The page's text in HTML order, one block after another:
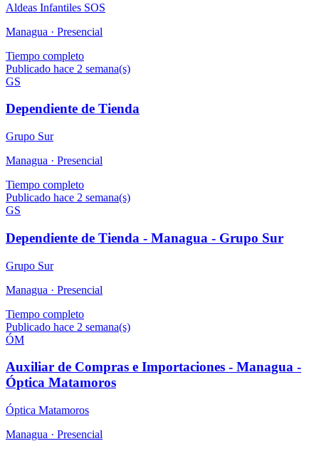
Aldeas Infantiles SOS
Managua · Presencial
Tiempo completo
Publicado hace 2 semana(s)
GS
Dependiente de Tienda
Grupo Sur
Managua · Presencial
Tiempo completo
Publicado hace 2 semana(s)
GS
Dependiente de Tienda - Managua - Grupo Sur
Grupo Sur
Managua · Presencial
Tiempo completo
Publicado hace 2 semana(s)
ÓM
Auxiliar de Compras e Importaciones - Managua -
Óptica Matamoros
Óptica Matamoros
Managua · Presencial